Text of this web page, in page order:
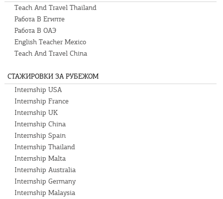
Teach And Travel Thailand
Работа В Египте
Работа В ОАЭ
English Teacher Mexico
Teach And Travel China
СТАЖИРОВКИ ЗА РУБЕЖОМ
Internship USA
Internship France
Internship UK
Internship China
Internship Spain
Internship Thailand
Internship Malta
Internship Australia
Internship Germany
Internship Malaysia